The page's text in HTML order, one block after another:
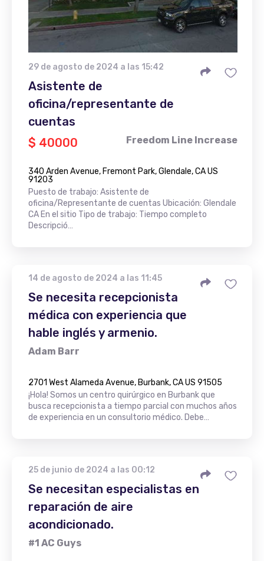
29 de agosto de 2024 a las 15:42
Asistente de
oficina/representante de
cuentas
$ 40000
Freedom Line Increase
340 Arden Avenue, Fremont Park, Glendale, CA US
91203
Puesto de trabajo: Asistente de
oficina/Representante de cuentas Ubicación: Glendale
CA En el sitio Tipo de trabajo: Tiempo completo
Descripció…
14 de agosto de 2024 a las 11:45
Se necesita recepcionista
médica con experiencia que
hable inglés y armenio.
Adam Barr
2701 West Alameda Avenue, Burbank, CA US 91505
¡Hola! Somos un centro quirúrgico en Burbank que
busca recepcionista a tiempo parcial con muchos años
de experiencia en un consultorio médico. Debe…
25 de junio de 2024 a las 00:12
Se necesitan especialistas en
reparación de aire
acondicionado.
#1 AC Guys